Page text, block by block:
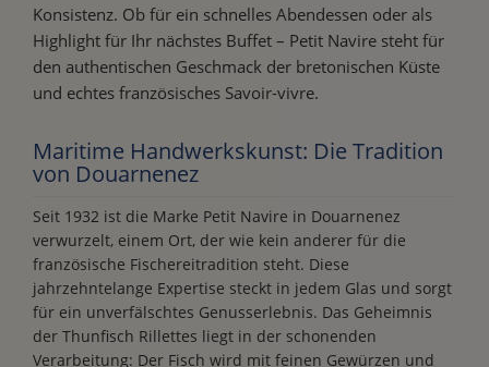
Konsistenz. Ob für ein schnelles Abendessen oder als
Highlight für Ihr nächstes Buffet – Petit Navire steht für
den authentischen Geschmack der bretonischen Küste
und echtes französisches Savoir-vivre.
Maritime Handwerkskunst: Die Tradition
von Douarnenez
Seit 1932 ist die Marke Petit Navire in Douarnenez
verwurzelt, einem Ort, der wie kein anderer für die
französische Fischereitradition steht. Diese
jahrzehntelange Expertise steckt in jedem Glas und sorgt
für ein unverfälschtes Genusserlebnis. Das Geheimnis
der Thunfisch Rillettes liegt in der schonenden
Verarbeitung: Der Fisch wird mit feinen Gewürzen und